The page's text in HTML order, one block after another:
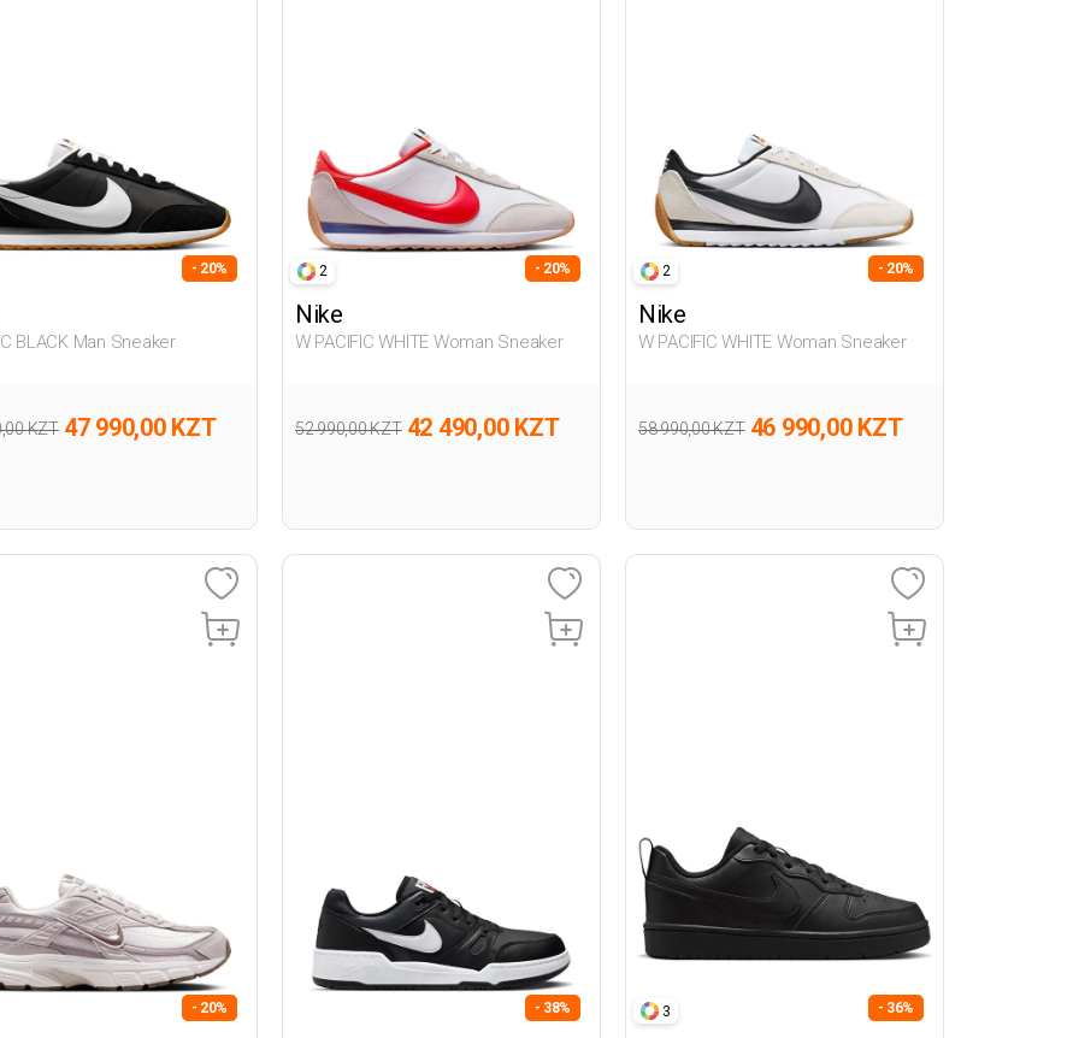
- 20%
BLACK Man Sneaker
KZT 47 990,00 KZT
2 - 20%
Nike
W PACIFIC WHITE Woman Sneaker
52 990,00 KZT 42 490,00 KZT
2 - 20%
Nike
W PACIFIC WHITE Woman Sneaker
58 990,00 KZT 46 990,00 KZT
- 20% - 38% 3 - 36%